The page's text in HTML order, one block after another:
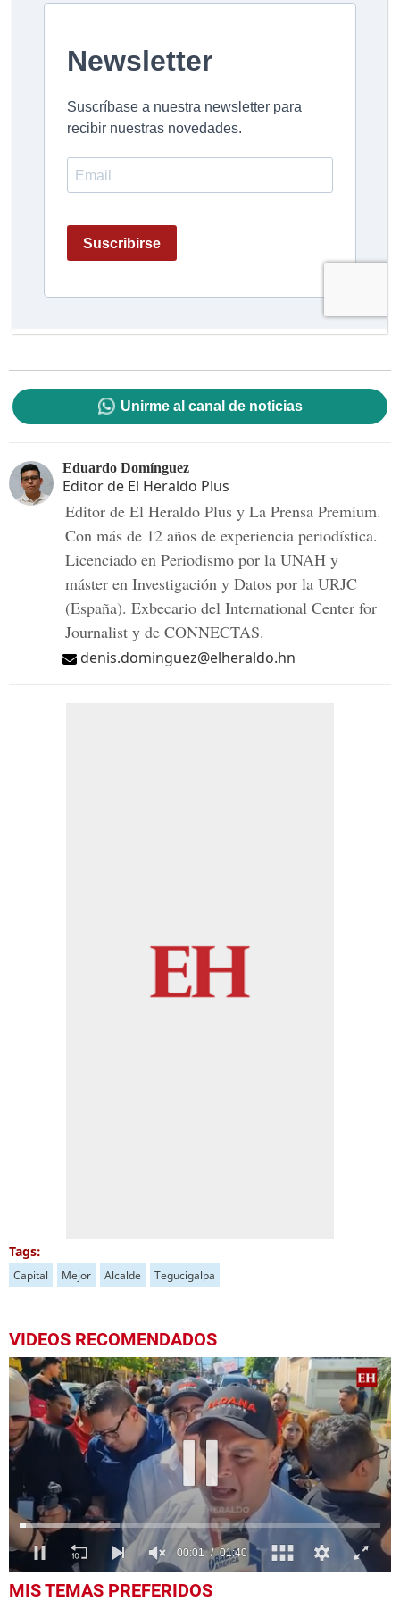
Unirme al canal de noticias
Eduardo Domínguez
Editor de El Heraldo Plus
Editor de El Heraldo Plus y La Prensa Premium.
Con más de 12 años de experiencia periodística.
Licenciado en Periodismo por la UNAH y
máster en Investigación y Datos por la URJC
(España). Exbecario del International Center for
Journalist y de CONNECTAS.
denis.dominguez@elheraldo.hn
Tags:
Capital Mejor Alcalde Tegucigalpa
VIDEOS RECOMENDADOS
seconds
MIS TEMAS PREFERIDOS